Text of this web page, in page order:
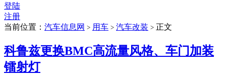
登陆
注册
当前位置： 汽车信息网 > 用车 > 汽车改装 > 正文
科鲁兹更换BMC高流量风格、车门加装
镭射灯